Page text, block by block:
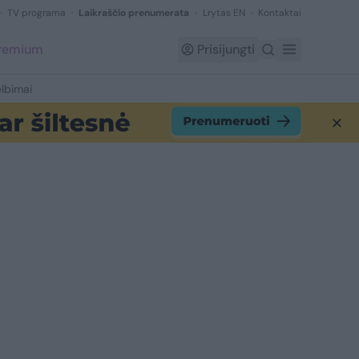
TV programa Laikraščio prenumerata Lrytas EN Kontaktai
Prisijungti